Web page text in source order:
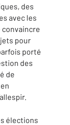
des
avec les
pour
porté
des
de
élections